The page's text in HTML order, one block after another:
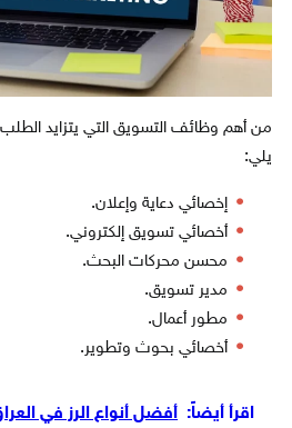
من أهم وظائف التسويق التي يتزايد
يلي:
إخصائي دعاية وإعلان.
أخصائي تسويق إلكتروني.
محسن محركات البحث.
مدير تسويق.
مطور أعمال.
أخصائي بحوث وتطوير.
اقرأ أيضاً: أفضل أنواع الرز في